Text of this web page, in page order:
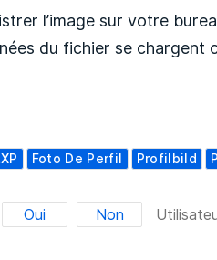
l’image sur votre
du fichier se chargent
Foto De Perfil Profilbild
Oui Non